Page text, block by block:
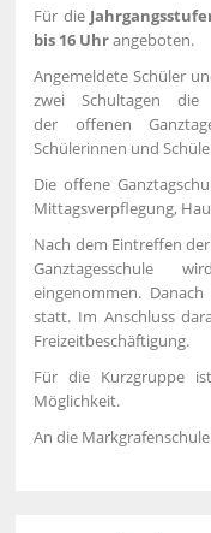
Für die
bis 16 Uhrangeboten.
Angemeldete Schüler
zwei Schultagen die
der offenen
Schülerinnen und
Die offene
Mittagsverpflegung,
Nach dem Eintreffen
Ganztagesschule
eingenommen.
statt. Im Anschluss
Freizeitbeschäftigung.
Für die Kurzgruppe
Möglichkeit.
An die